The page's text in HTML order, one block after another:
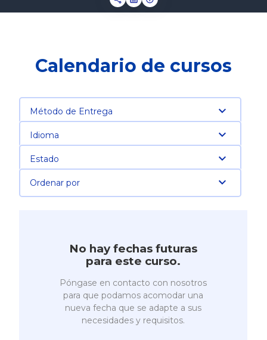
Calendario de cursos
Método de Entrega
Idioma
Estado
Ordenar por
No hay fechas futuras
para este curso.
Póngase en contacto con nosotros
para que podamos acomodar una
nueva fecha que se adapte a sus
necesidades y requisitos.